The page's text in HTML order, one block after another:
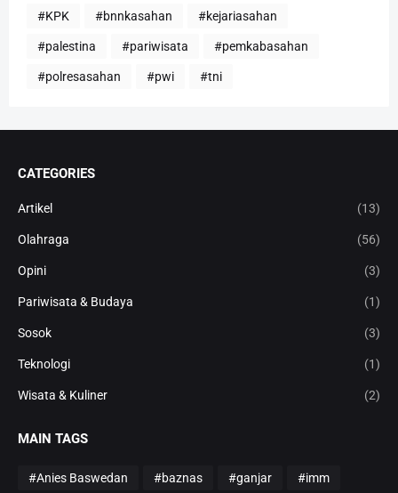
#KPK #bnnkasahan #kejariasahan
#palestina #pariwisata #pemkabasahan
#polresasahan #pwi #tni
CATEGORIES
Artikel (13)
Olahraga (56)
Opini (3)
Pariwisata & Budaya (1)
Sosok (3)
Teknologi (1)
Wisata & Kuliner (2)
MAIN TAGS
#Anies Baswedan #baznas #ganjar #imm